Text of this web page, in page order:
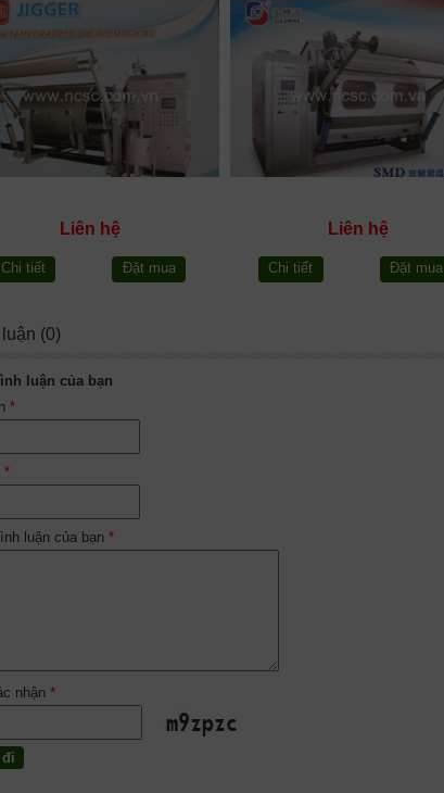
Liên hệ
Chi tiết Đặt mua
Liên hệ
Chi tiết Đặt mua
(0)
luận của bạn
*
*
luận của bạn*
nhận*